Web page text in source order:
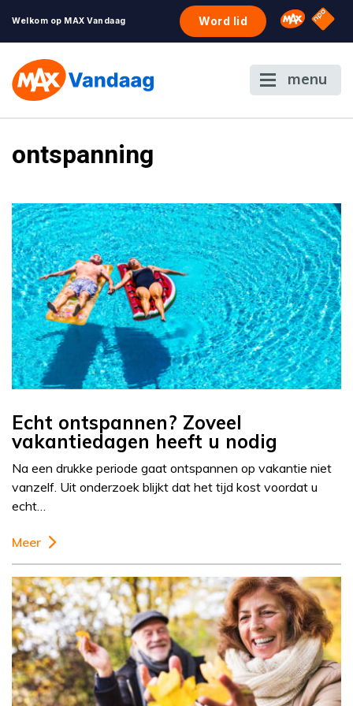
Welkom op MAX Vandaag Word lid Omroep
NPO
menu
ontspanning
Echt ontspannen? Zoveel
vakantiedagen heeft u nodig
Na een drukke periode gaat ontspannen op vakantie niet
vanzelf. Uit onderzoek blijkt dat het tijd kost voordat u
echt…
Meer